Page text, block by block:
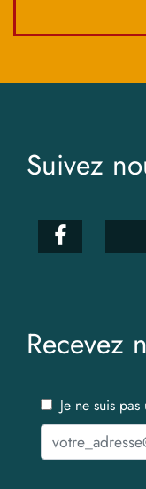
Suivez
Recevez
Je ne suis